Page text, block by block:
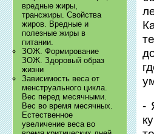
вредные жиры,
трансжиры. Свойства
жиров. Вредные и
полезные жиры в
питании.
ЗОЖ. Формирование
ЗОЖ. Здоровый образ
жизни
Зависимость веса от
менструального цикла.
Вес перед месячными.
Вес во время месячных.
Естественное
увеличение веса во
-